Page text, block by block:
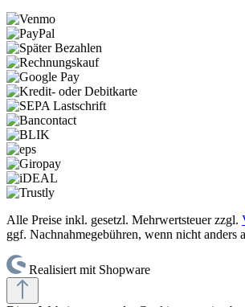
Alle Preise inkl. gesetzl. Mehrwertsteuer zzgl.
ggf. Nachnahmegebühren, wenn nicht anders
Realisiert mit Shopware